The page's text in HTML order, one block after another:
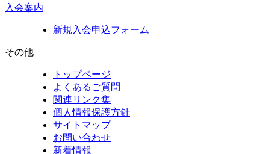
入会案内
新規入会申込フォーム
その他
トップページ
よくあるご質問
関連リンク集
個人情報保護方針
サイトマップ
お問い合わせ
新着情報